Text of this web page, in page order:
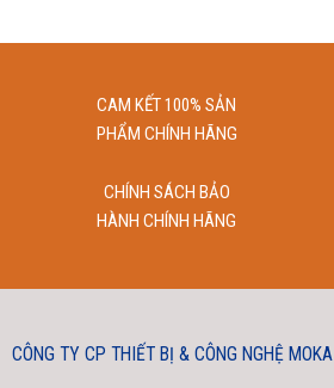
CAM KẾT 100% SẢN
PHẨM CHÍNH HÃNG
CHÍNH SÁCH BẢO
HÀNH CHÍNH HÃNG
CÔNG TY CP THIẾT BỊ & CÔNG NGHỆ MOKA